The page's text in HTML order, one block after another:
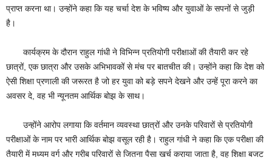
प्राप्त करना था। उन्होंने कहा कि यह चर्चा देश के भविष्य और युवाओं के सपनों से जुड़ी
है।
कार्यक्रम के दौरान राहुल गांधी ने विभिन्न प्रतियोगी परीक्षाओं की तैयारी कर रहे
छात्रों, एक छात्रा और उसके अभिभावकों से मंच पर बातचीत की। उन्होंने कहा कि देश को
ऐसी शिक्षा प्रणाली की जरूरत है जो हर युवा को बड़े सपने देखने और उन्हें पूरा करने का
अवसर दे, वह भी न्यूनतम आर्थिक बोझ के साथ।
उन्होंने आरोप लगाया कि वर्तमान व्यवस्था छात्रों और उनके परिवारों से प्रतियोगी
परीक्षाओं के नाम पर भारी आर्थिक बोझ वसूल रही है। राहुल गांधी ने कहा कि एक परीक्षा की
तैयारी में मध्यम वर्ग और गरीब परिवारों से जितना पैसा खर्च कराया जाता है, वह शिक्षा बजट